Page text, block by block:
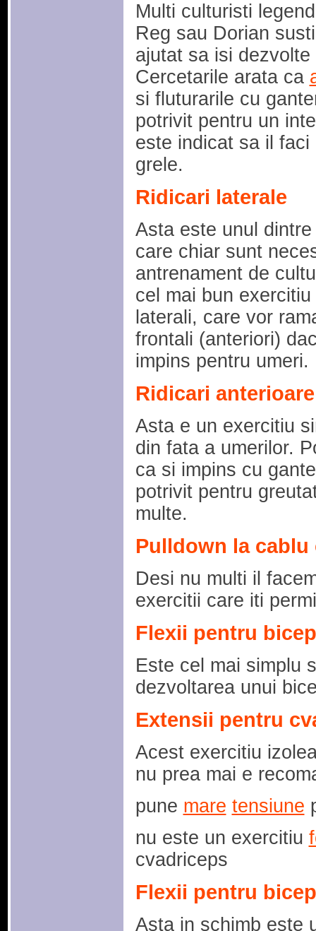
Multi culturisti
Reg sau Dorian
ajutat sa isi
Cercetarile arata ca
si fluturarile cu
potrivit pentru un
este indicat sa il
grele.
Ridicari laterale
Asta este unul
care chiar sunt
antrenament de
cel mai bun
laterali, care vor
frontali (anteriori)
impins pentru umeri.
Ridicari anterioare
Asta e un exercitiu
din fata a umerilor.
ca si impins cu
potrivit pentru
multe.
Pulldown la
Desi nu multi il
exercitii care iti
Flexii pentru
Este cel mai simplu
dezvoltarea unui
Extensii pentru
Acest exercitiu
nu prea mai e
pune mare tensiune
nu este un exercitiu
cvadriceps
Flexii pentru
Asta in schimb este